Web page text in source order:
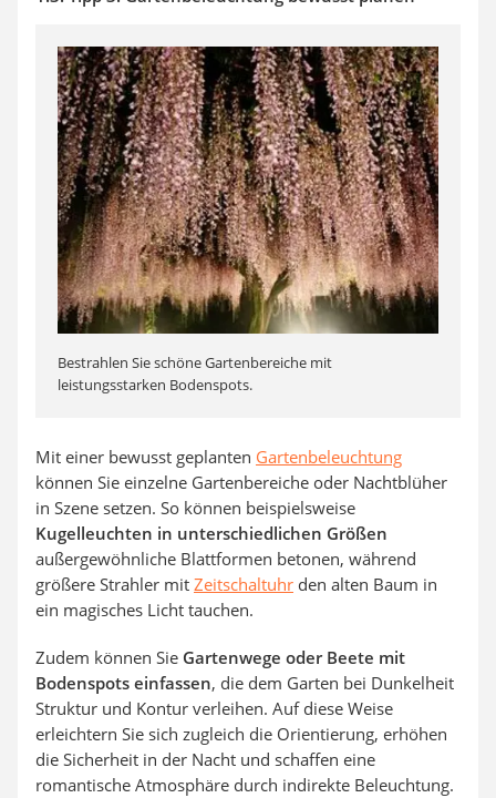
Bestrahlen Sie schöne Gartenbereiche mit
leistungsstarken Bodenspots.
Mit einer bewusst geplanten Gartenbeleuchtung
können Sie einzelne Gartenbereiche oder Nachtblüher
in Szene setzen. So können beispielsweise
Kugelleuchten in unterschiedlichen Größen
außergewöhnliche Blattformen betonen, während
größere Strahler mit Zeitschaltuhr den alten Baum in
ein magisches Licht tauchen.
Zudem können Sie Gartenwege oder Beete mit
Bodenspots einfassen, die dem Garten bei Dunkelheit
Struktur und Kontur verleihen. Auf diese Weise
erleichtern Sie sich zugleich die Orientierung, erhöhen
die Sicherheit in der Nacht und schaffen eine
romantische Atmosphäre durch indirekte Beleuchtung.